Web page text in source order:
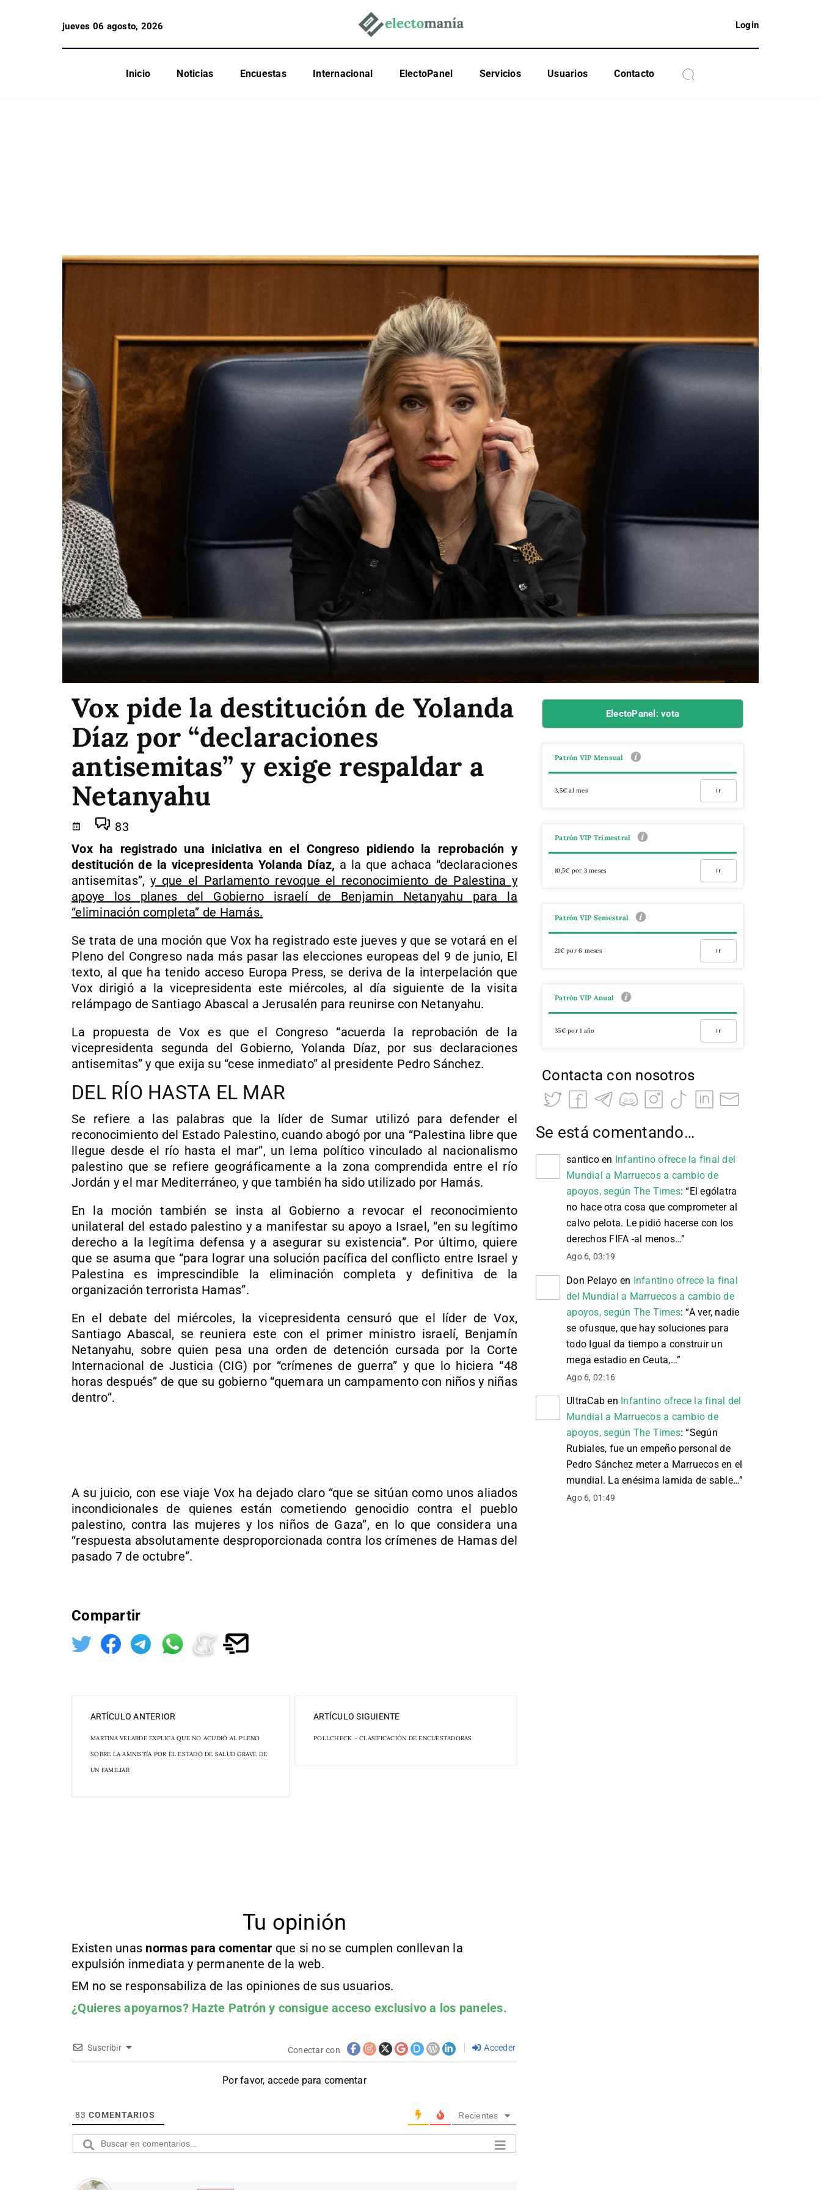
jueves 06 agosto, 2026 Login
Inicio Noticias Encuestas Internacional ElectoPanel Servicios Usuarios Contacto
Vox pide la destitución de Yolanda
Díaz por “declaraciones
antisemitas” y exige respaldar a
Netanyahu
83
Vox ha registrado una iniciativa en el Congreso pidiendo la reprobación y
destitución de la vicepresidenta Yolanda Díaz, a la que achaca “declaraciones
antisemitas”,y que el Parlamento revoque el reconocimiento de Palestina y
apoye los planes del Gobierno israelí de Benjamin Netanyahu para la
“eliminación completa” de Hamás.
Se trata de una moción que Vox ha registrado este jueves y que se votará en el
Pleno del Congreso nada más pasar las elecciones europeas del 9 de junio, El
texto, al que ha tenido acceso Europa Press, se deriva de la interpelación que
Vox dirigió a la vicepresidenta este miércoles, al día siguiente de la visita
relámpago de Santiago Abascal a Jerusalén para reunirse con Netanyahu.
La propuesta de Vox es que el Congreso “acuerda la reprobación de la
vicepresidenta segunda del Gobierno, Yolanda Díaz, por sus declaraciones
antisemitas” y que exija su “cese inmediato” al presidente Pedro Sánchez.
DEL RÍO HASTA EL MAR
Se refiere a las palabras que la líder de Sumar utilizó para defender el
reconocimiento del Estado Palestino, cuando abogó por una “Palestina libre que
llegue desde el río hasta el mar”, un lema político vinculado al nacionalismo
palestino que se refiere geográficamente a la zona comprendida entre el río
Jordán y el mar Mediterráneo, y que también ha sido utilizado por Hamás.
En la moción también se insta al Gobierno a revocar el reconocimiento
unilateral del estado palestino y a manifestar su apoyo a Israel, “en su legítimo
derecho a la legítima defensa y a asegurar su existencia”. Por último, quiere
que se asuma que “para lograr una solución pacífica del conflicto entre Israel y
Palestina es imprescindible la eliminación completa y definitiva de la
organización terrorista Hamas”.
En el debate del miércoles, la vicepresidenta censuró que el líder de Vox,
Santiago Abascal, se reuniera este con el primer ministro israelí, Benjamín
Netanyahu, sobre quien pesa una orden de detención cursada por la Corte
Internacional de Justicia (CIG) por “crímenes de guerra” y que lo hiciera “48
horas después” de que su gobierno “quemara un campamento con niños y niñas
dentro”.
A su juicio, con ese viaje Vox ha dejado claro “que se sitúan como unos aliados
incondicionales de quienes están cometiendo genocidio contra el pueblo
palestino, contra las mujeres y los niños de Gaza”, en lo que considera una
“respuesta absolutamente desproporcionada contra los crímenes de Hamas del
pasado 7 de octubre”.
Compartir
ARTÍCULO ANTERIOR
MARTINA VELARDE EXPLICA QUE NO ACUDIÓ AL PLENO
SOBRE LA AMNISTÍA POR EL ESTADO DE SALUD GRAVE DE
UN FAMILIAR
ARTÍCULO SIGUIENTE
POLLCHECK - CLASIFICACIÓN DE ENCUESTADORAS
Tu opinión
Existen unas normas para comentar que si no se cumplen conllevan la
expulsión inmediata y permanente de la web.
EM no se responsabiliza de las opiniones de sus usuarios.
¿Quieres apoyarnos? Hazte Patrón y consigue acceso exclusivo a los paneles.
Suscribir Conectar con Acceder
Por favor, accede para comentar
83 COMENTARIOS Recientes
ElectoPanel: vota
Patrón VIP Mensual
3,5€ al mes Ir
Patrón VIP Trimestral
10,5€ por 3 meses Ir
Patrón VIP Semestral
21€ por 6 meses Ir
Patrón VIP Anual
35€ por 1 año Ir
Contacta con nosotros
Se está comentando…
santicoen Infantino ofrece la final del
Mundial a Marruecos a cambio de
apoyos, según The Times: “El ególatra
no hace otra cosa que comprometer al
calvo pelota. Le pidió hacerse con los
derechos FIFA -al menos…”
Ago 6, 03:19
Don Pelayo en Infantino ofrece la final
del Mundial a Marruecos a cambio de
apoyos, según The Times: “A ver, nadie
se ofusque, que hay soluciones para
todo Igual da tiempo a construir un
mega estadio en Ceuta,…”
Ago 6, 02:16
UltraCab en Infantino ofrece la final del
Mundial a Marruecos a cambio de
apoyos, según The Times: “Según
Rubiales, fue un empeño personal de
Pedro Sánchez meter a Marruecos en el
mundial. La enésima lamida de sable…”
Ago 6, 01:49